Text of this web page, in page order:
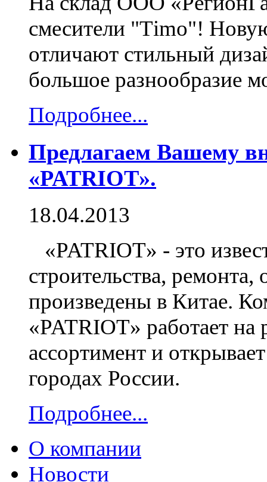
смесители "Тimo"!
отличают стильный
большое разнообразие
Подробнее...
Предлагаем Вашему
«PATRIOT».
18.04.2013
«PATRIOT» - это
строительства,
произведены в Китае.
«PATRIOT» работает на
ассортимент и
городах России.
Подробнее...
О компании
Новости